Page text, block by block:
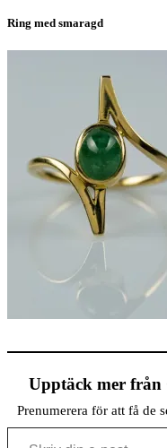
Ring med smaragd
Upptäck mer från
Prenumerera för att få de
Skriv din e-post …